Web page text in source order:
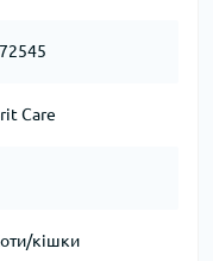
Care
кішки